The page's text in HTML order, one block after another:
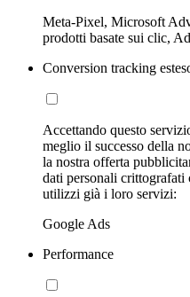
Meta-Pixel, Microsoft
prodotti basate sui clic,
Conversion tracking
Accettando questo
meglio il successo della
la nostra offerta
dati personali crittografati
utilizzi già i loro servizi:
Google Ads
Performance